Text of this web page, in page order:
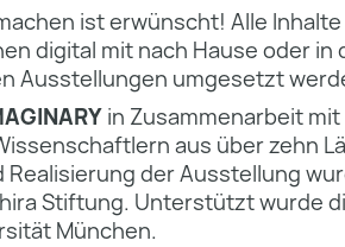
ist erwünscht! Alle
digital mit nach Hause oder in
Ausstellungen umgesetzt
in Zusammenarbeit
aus über zehn
Realisierung der Ausstellung
Stiftung. Unterstützt wurde
München.